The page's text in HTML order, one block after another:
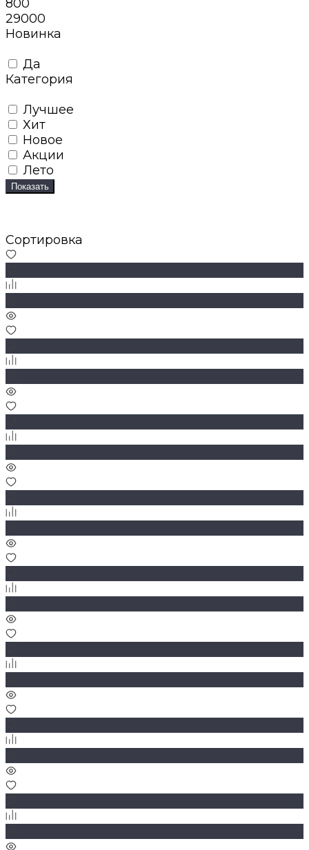
800
29000
Новинка
Да
Категория
Лучшее
Хит
Новое
Акции
Лето
Показать
Сортировка